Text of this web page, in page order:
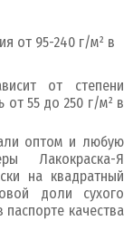
от 95-240 г/м² в
от степени
от 55 до 250 г/м² в
оптом и любую
Лакокраска-Я
на квадратный
доли сухого
паспорте качества